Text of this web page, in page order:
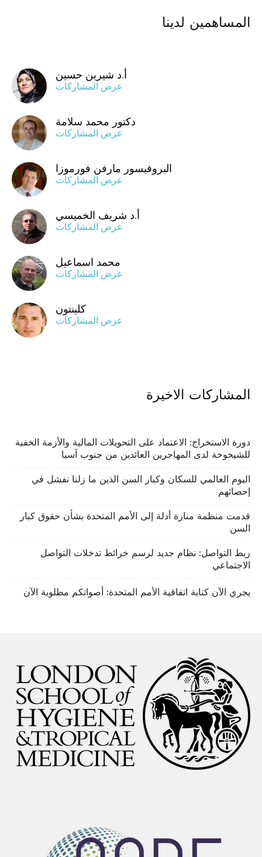
المساهمين لدينا
أ.د شيرين حسين
عرض المشاركات
دكتور محمد سلامة
عرض المشاركات
البروفيسور مارفن فورموزا
عرض المشاركات
أ.د شريف الخميسي
عرض المشاركات
محمد اسماعيل
عرض المشاركات
كلينتون
عرض المشاركات
المشاركات الاخيرة
دورة الاستخراج: الاعتماد على التحويلات المالية والأزمة الخفية
للشيخوخة لدى المهاجرين العائدين من جنوب آسيا
اليوم العالمي للسكان وكبار السن الذين ما زلنا نفشل في
إحصائهم
قدمت منظمة منارة أدلة إلى الأمم المتحدة بشأن حقوق كبار
السن
ربط التواصل: نظام جديد لرسم خرائط تدخلات التواصل
الاجتماعي
يجري الآن كتابة اتفاقية الأمم المتحدة: أصواتكم مطلوبة الآن